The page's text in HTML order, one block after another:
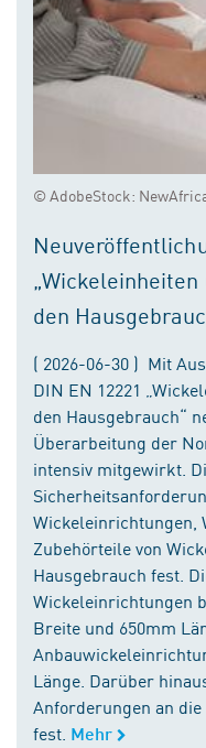
© AdobeStock:
den
( 2026-06-30 ) Mit
DIN EN 12221
den Hausgebrauch“
Überarbeitung der
intensiv mitgewirkt.
Wickeleinrichtungen,
Zubehörteile von
Hausgebrauch fest.
Wickeleinrichtungen
Breite und 650mm
Länge. Darüber
Anforderungen an
fest. Mehr